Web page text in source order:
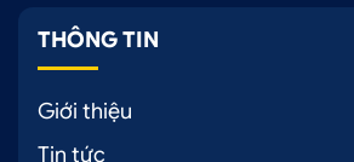
THÔNG TIN
Giới thiệu
Tin tức